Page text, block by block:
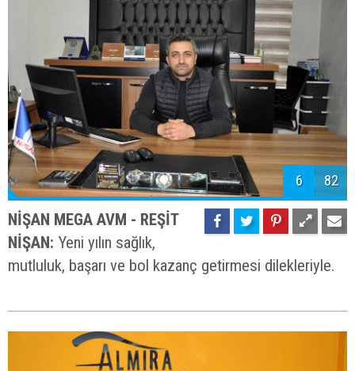
6 82
NİŞAN MEGA AVM - REŞİT
NİŞAN: Yeni yılın sağlık,
mutluluk, başarı ve bol kazanç getirmesi dilekleriyle.